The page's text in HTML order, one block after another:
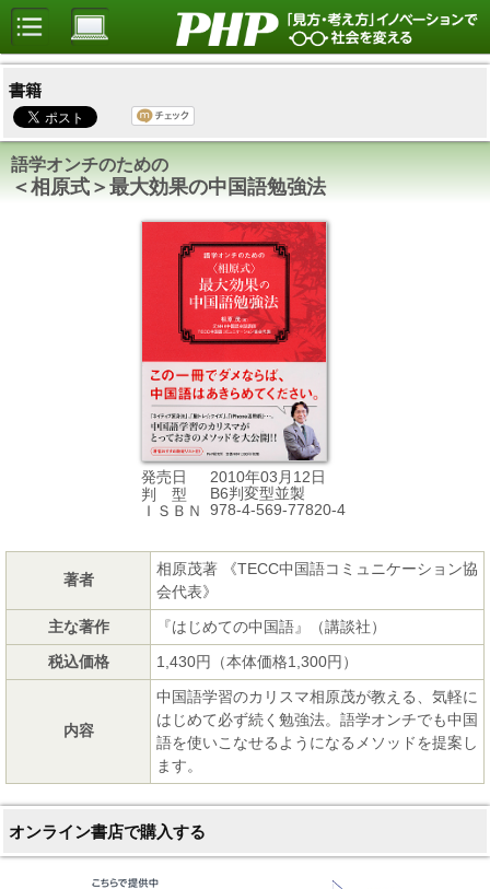
書籍
語学オンチのための
＜相原式＞最大効果の中国語勉強法
発売日
2010年03月12日
判 型
B6判変型並製
ＩＳＢＮ
978-4-569-77820-4
著者
相原茂著 《TECC中国語コミュニケーション協
会代表》
主な著作
『はじめての中国語』（講談社）
税込価格
1,430円（本体価格1,300円）
内容
中国語学習のカリスマ相原茂が教える、気軽に
はじめて必ず続く勉強法。語学オンチでも中国
語を使いこなせるようになるメソッドを提案し
ます。
オンライン書店で購入する